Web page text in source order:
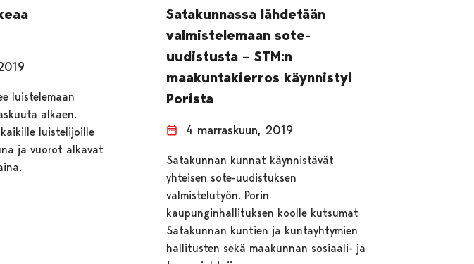
luistelemaan
alkaen.
luistelijoille
ja vuorot alkavat
Satakunnassa lähdetään
valmistelemaan sote-
uudistusta – STM:n
maakuntakierros käynnistyi
Porista
4 marraskuun, 2019
Satakunnan kunnat käynnistävät
yhteisen sote-uudistuksen
valmistelutyön. Porin
kaupunginhallituksen koolle kutsumat
Satakunnan kuntien ja kuntayhtymien
hallitusten sekä maakunnan sosiaali- ja